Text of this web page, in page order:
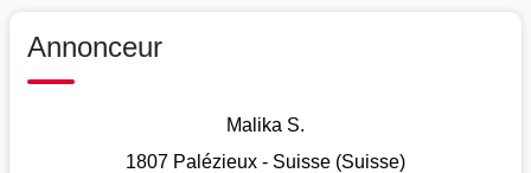
Annonceur
Malika S.
1807 Palézieux - Suisse (Suisse)